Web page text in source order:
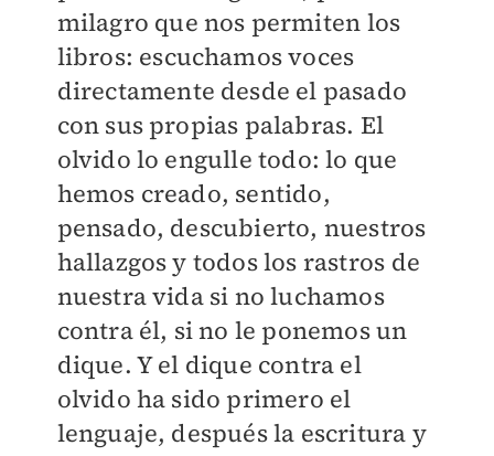
milagro que nos permiten los
libros: escuchamos voces
directamente desde el pasado
con sus propias palabras. El
olvido lo engulle todo: lo que
hemos creado, sentido,
pensado, descubierto, nuestros
hallazgos y todos los rastros de
nuestra vida si no luchamos
contra él, si no le ponemos un
dique. Y el dique contra el
olvido ha sido primero el
lenguaje, después la escritura y